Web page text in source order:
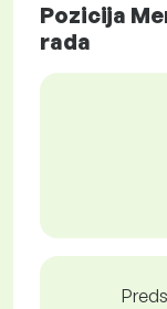
Pozicija
rada